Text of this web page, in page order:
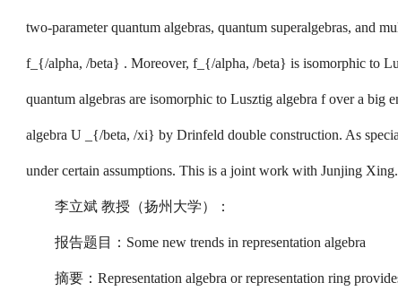
two-parameter quantum algebras, quantum superalgebras, and
f_{/alpha, /beta} . Moreover, f_{/alpha, /beta} is isomorphic to
quantum algebras are isomorphic to Lusztig algebra f over a big
algebra U _{/beta, /xi} by Drinfeld double construction. As
under certain assumptions. This is a joint work with Junjing Xing.
李立斌 教授（扬州大学）：
报告题目：Some new trends in representation algebra
摘要：Representation algebra or representation ring